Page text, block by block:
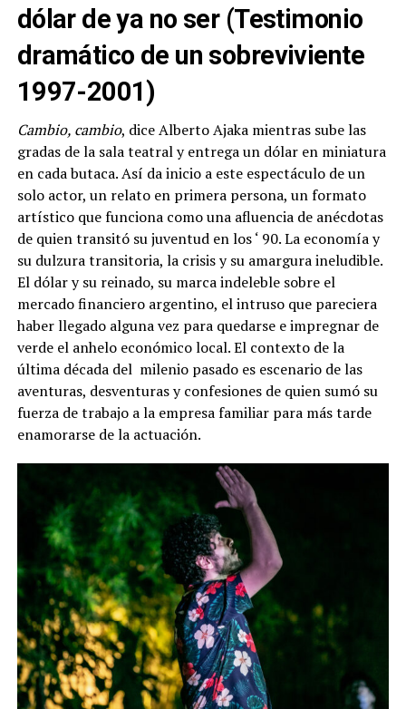
dólar de ya no ser (Testimonio
dramático de un sobreviviente
1997-2001)
Cambio, cambio, dice Alberto Ajaka mientras sube las
gradas de la sala teatral y entrega un dólar en miniatura
en cada butaca. Así da inicio a este espectáculo de un
solo actor, un relato en primera persona, un formato
artístico que funciona como una afluencia de anécdotas
de quien transitó su juventud en los ‘ 90. La economía y
su dulzura transitoria, la crisis y su amargura ineludible.
El dólar y su reinado, su marca indeleble sobre el
mercado financiero argentino, el intruso que pareciera
haber llegado alguna vez para quedarse e impregnar de
verde el anhelo económico local. El contexto de la
última década del milenio pasado es escenario de las
aventuras, desventuras y confesiones de quien sumó su
fuerza de trabajo a la empresa familiar para más tarde
enamorarse de la actuación.